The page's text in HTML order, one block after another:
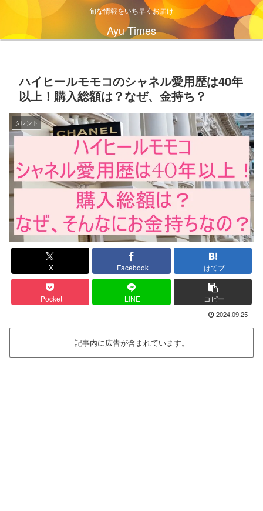
旬な情報をいち早くお届け
Ayu Times
ハイヒールモモコのシャネル愛用歴は40年
以上！購入総額は？なぜ、金持ち？
タレント
X Facebook はてブ
Pocket LINE コピー
2024.09.25
記事内に広告が含まれています。